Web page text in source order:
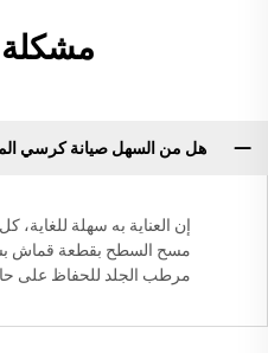
هل من السهل صيانة كرسي
إن العناية به سهلة للغاية،
مسح السطح بقطعة قماش
مرطب الجلد للحفاظ على